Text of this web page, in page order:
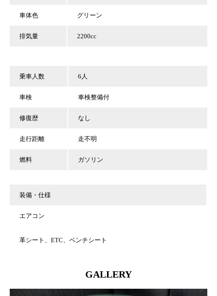
車体色 グリーン
排気量 2200cc
乗車人数 6人
車検 車検整備付
修復歴 なし
走行距離 走不明
燃料 ガソリン
装備・仕様
エアコン
革シート、ETC、ベンチシート
GALLERY